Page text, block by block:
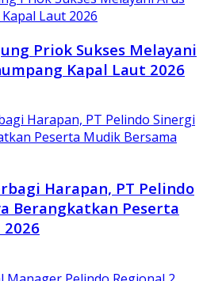
Priok Sukses Melayani
Kapal Laut 2026
Harapan, PT Pelindo
Berangkatkan Peserta